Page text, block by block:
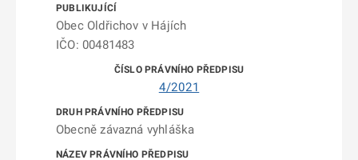
Obec Oldřichov v Hájích
IČO: 00481483
4/2021
Obecně závazná vyhláška